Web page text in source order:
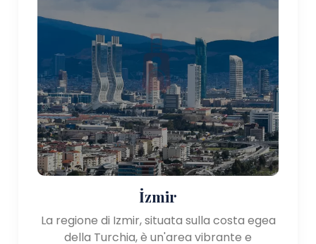
İzmir
La regione di Izmir, situata sulla costa egea
della Turchia, è un'area vibrante e